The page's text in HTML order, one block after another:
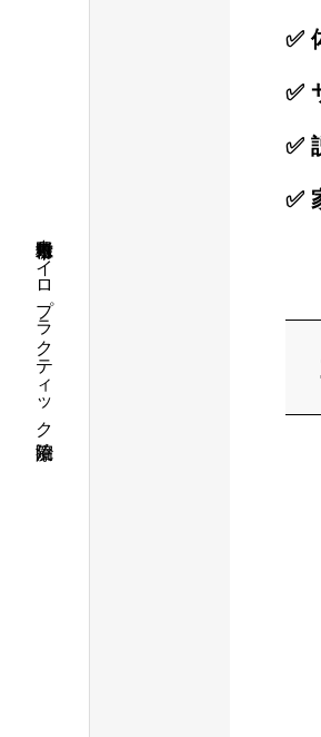
栃木県佐野市カイロプラクティック治療院
✅
✅
✅
✅